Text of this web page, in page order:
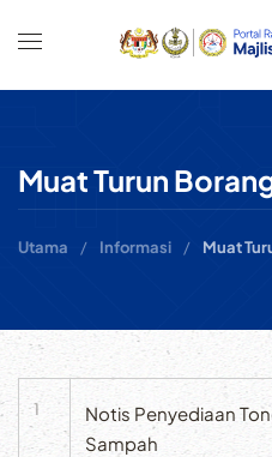
Muat Turun
Utama Informasi Muat
1
Notis Penyediaan
Sampah